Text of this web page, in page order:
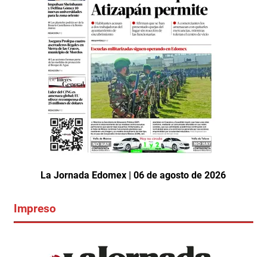
La Jornada Edomex | 06 de agosto de 2026
Impreso